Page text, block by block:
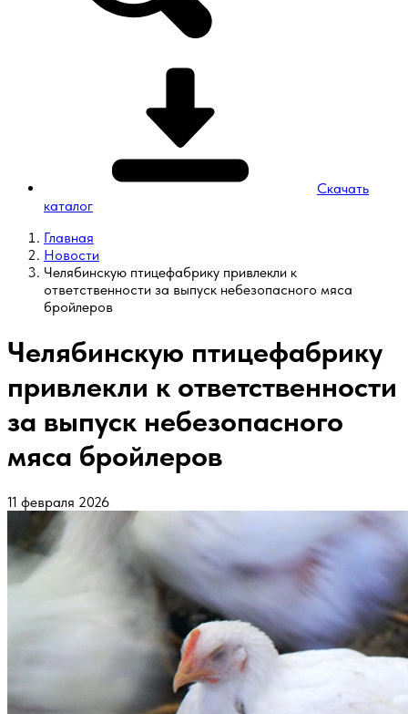
Скачать
каталог
Главная
Новости
Челябинскую птицефабрику привлекли к
ответственности за выпуск небезопасного мяса
бройлеров
Челябинскую птицефабрику
привлекли к ответственности
за выпуск небезопасного
мяса бройлеров
11 февраля 2026